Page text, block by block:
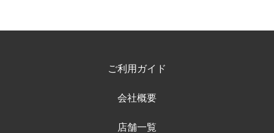
ご利用ガイド
会社概要
店舗一覧